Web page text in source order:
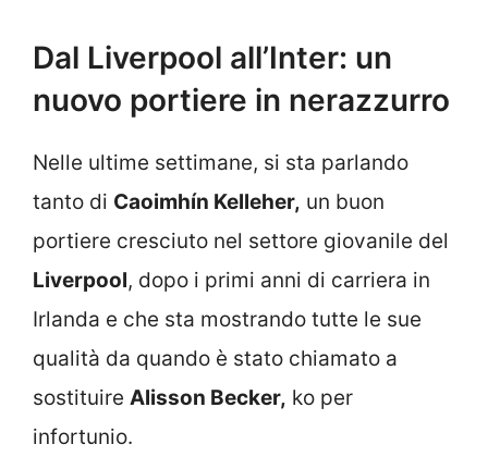
Dal Liverpool all’Inter: un
nuovo portiere in nerazzurro
Nelle ultime settimane, si sta parlando
tanto di Caoimhín Kelleher, un buon
portiere cresciuto nel settore giovanile del
Liverpool, dopo i primi anni di carriera in
Irlanda e che sta mostrando tutte le sue
qualità da quando è stato chiamato a
sostituire Alisson Becker, ko per
infortunio.